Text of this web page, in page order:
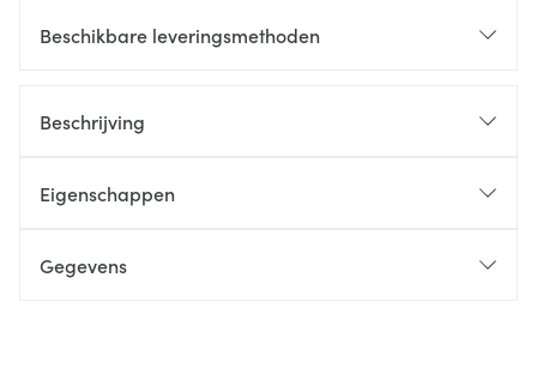
Beschikbare leveringsmethoden
Beschrijving
Eigenschappen
Gegevens